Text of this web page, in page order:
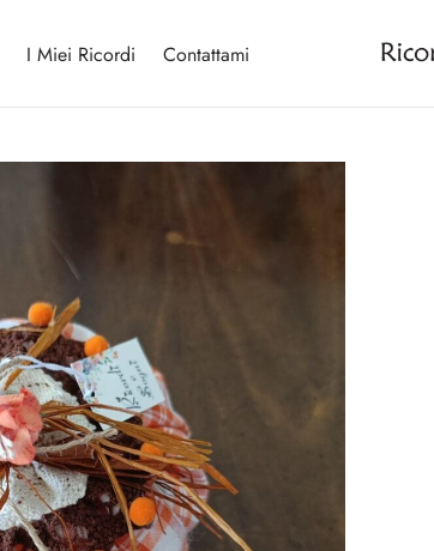
I Miei Ricordi Contattami